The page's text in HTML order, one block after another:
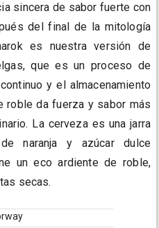
sincera de sabor fuerte con
del final de la mitología
es nuestra versión de
que es un proceso de
y el almacenamiento
roble da fuerza y sabor más
La cerveza es una jarra
naranja y azúcar dulce
un eco ardiente de roble,
secas.